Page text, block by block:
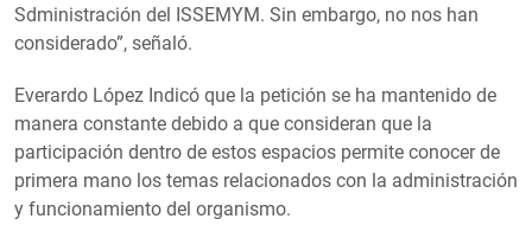
Sdministración del ISSEMYM. Sin embargo, no nos han
considerado”, señaló.
Everardo López Indicó que la petición se ha mantenido de
manera constante debido a que consideran que la
participación dentro de estos espacios permite conocer de
primera mano los temas relacionados con la administración
y funcionamiento del organismo.